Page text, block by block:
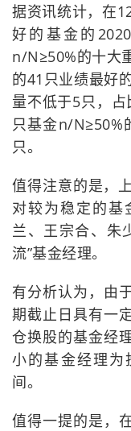
据资讯统计，在
好的基金的
n/N≥50%的十大
的41只业绩最好
量不低于5只，
只基金n/N≥50%
只。
值得注意的是，
对较为稳定的基
兰、王宗合、朱
流”基金经理。
有分析认为，由
期截止日具有一
仓换股的基金经
小的基金经理为
间。
值得一提的是，